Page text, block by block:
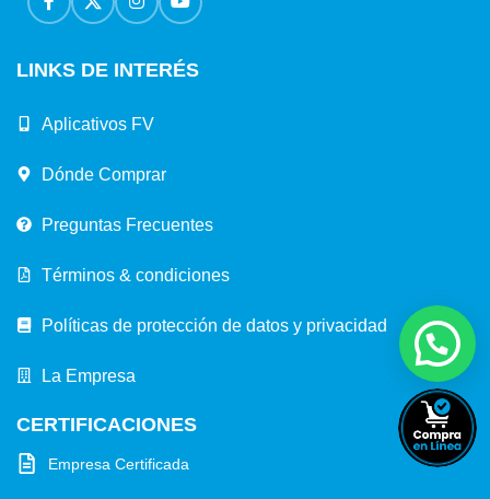
LINKS DE INTERÉS
Aplicativos FV
Dónde Comprar
Preguntas Frecuentes
Términos & condiciones
Políticas de protección de datos y privacidad
La Empresa
CERTIFICACIONES
Empresa Certificada